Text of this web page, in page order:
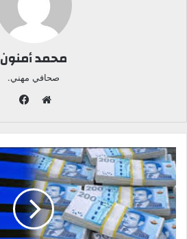
محمد أمنون
صحافي مهني.
و
ق
ع
ا
ل
و
ي
س
ب
و
ك